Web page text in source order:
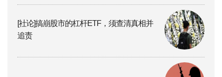
[社论]搞崩股市的杠杆ETF，须查清真相并
追责